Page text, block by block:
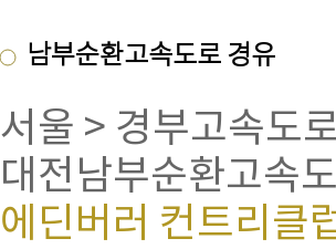
남부순환고속도로 경유
서울 > 경부고속도
대전남부순환고속
에딘버러 컨트리클